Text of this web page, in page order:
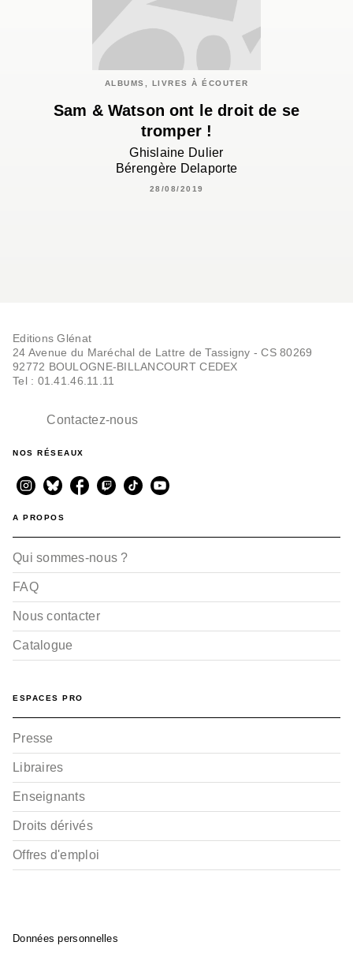
ALBUMS, LIVRES À ÉCOUTER
Sam & Watson ont le droit de se
tromper !
Ghislaine Dulier
Bérengère Delaporte
28/08/2019
Editions Glénat
24 Avenue du Maréchal de Lattre de Tassigny - CS 80269
92772 BOULOGNE-BILLANCOURT CEDEX
Tel : 01.41.46.11.11
Contactez-nous
NOS RÉSEAUX
A PROPOS
Qui sommes-nous ?
FAQ
Nous contacter
Catalogue
ESPACES PRO
Presse
Libraires
Enseignants
Droits dérivés
Offres d'emploi
Données personnelles